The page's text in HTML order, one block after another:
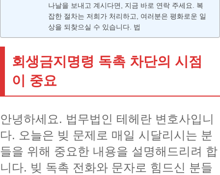
나날을 보내고 계시다면, 지금 바로 연락 주세요. 복
잡한 절차는 저희가 처리하고, 여러분은 평화로운 일
상을 되찾으실 수 있습니다. 법
회생금지명령 독촉 차단의 시점
이 중요
안녕하세요. 법무법인 테헤란 변호사입니
다. 오늘은 빚 문제로 매일 시달리시는 분
들을 위해 중요한 내용을 설명해드리려 합
니다. 빚 독촉 전화와 문자로 힘드신 분들